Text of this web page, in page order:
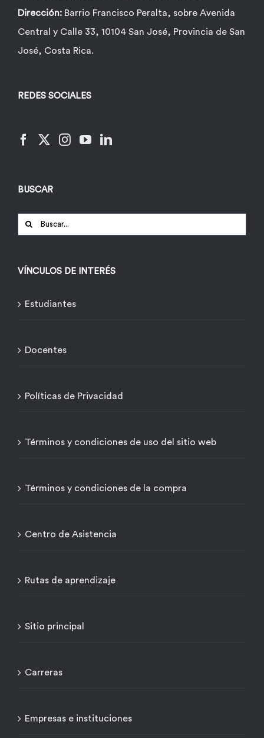
Dirección: Barrio Francisco Peralta, sobre Avenida
Central y Calle 33, 10104 San José, Provincia de San
José, Costa Rica.
REDES SOCIALES
BUSCAR
Buscar:
VÍNCULOS DE INTERÉS
Estudiantes
Docentes
Políticas de Privacidad
Términos y condiciones de uso del sitio web
Términos y condiciones de la compra
Centro de Asistencia
Rutas de aprendizaje
Sitio principal
Carreras
Empresas e instituciones